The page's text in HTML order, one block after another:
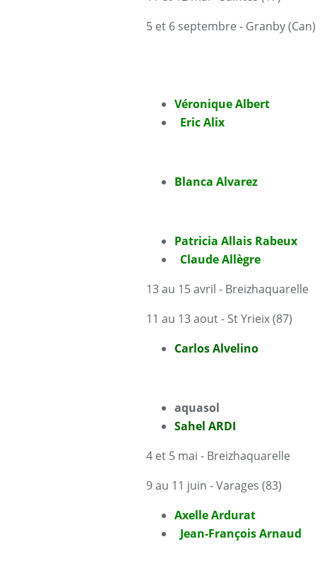
5 et 6 septembre - Granby (Can)
Véronique Albert
Eric Alix
Blanca Alvarez
Patricia Allais Rabeux
Claude Allègre
13 au 15 avril - Breizhaquarelle
11 au 13 aout - St Yrieix (87)
Carlos Alvelino
aquasol
Sahel ARDI
4 et 5 mai - Breizhaquarelle
9 au 11 juin - Varages (83)
Axelle Ardurat
Jean-François Arnaud